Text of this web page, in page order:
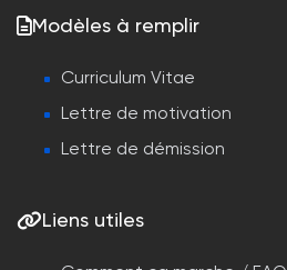
Modèles à remplir
Curriculum Vitae
Lettre de motivation
Lettre de démission
Liens utiles